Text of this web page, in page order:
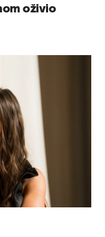
oživio